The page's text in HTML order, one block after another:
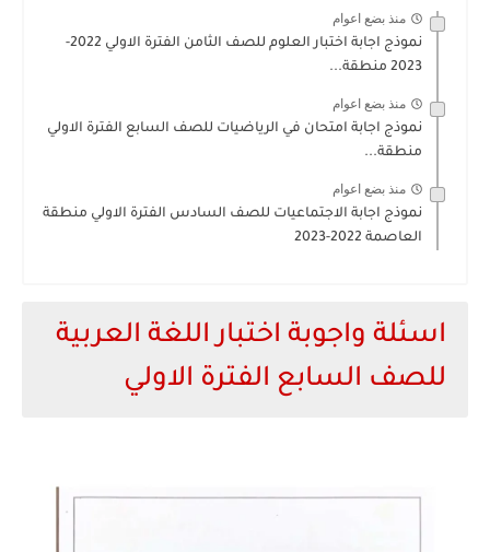
منذ بضع اعوام
نموذج اجابة اختبار العلوم للصف الثامن الفترة الاولي 2022-
2023 منطقة...
منذ بضع اعوام
نموذج اجابة امتحان في الرياضيات للصف السابع الفترة الاولي
منطقة...
منذ بضع اعوام
نموذج اجابة الاجتماعيات للصف السادس الفترة الاولي منطقة
العاصمة 2022-2023
اسئلة واجوبة اختبار اللغة العربية
للصف السابع الفترة الاولي